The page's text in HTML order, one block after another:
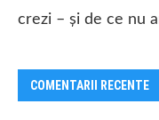
crezi – și de ce nu
COMENTARII RECENTE